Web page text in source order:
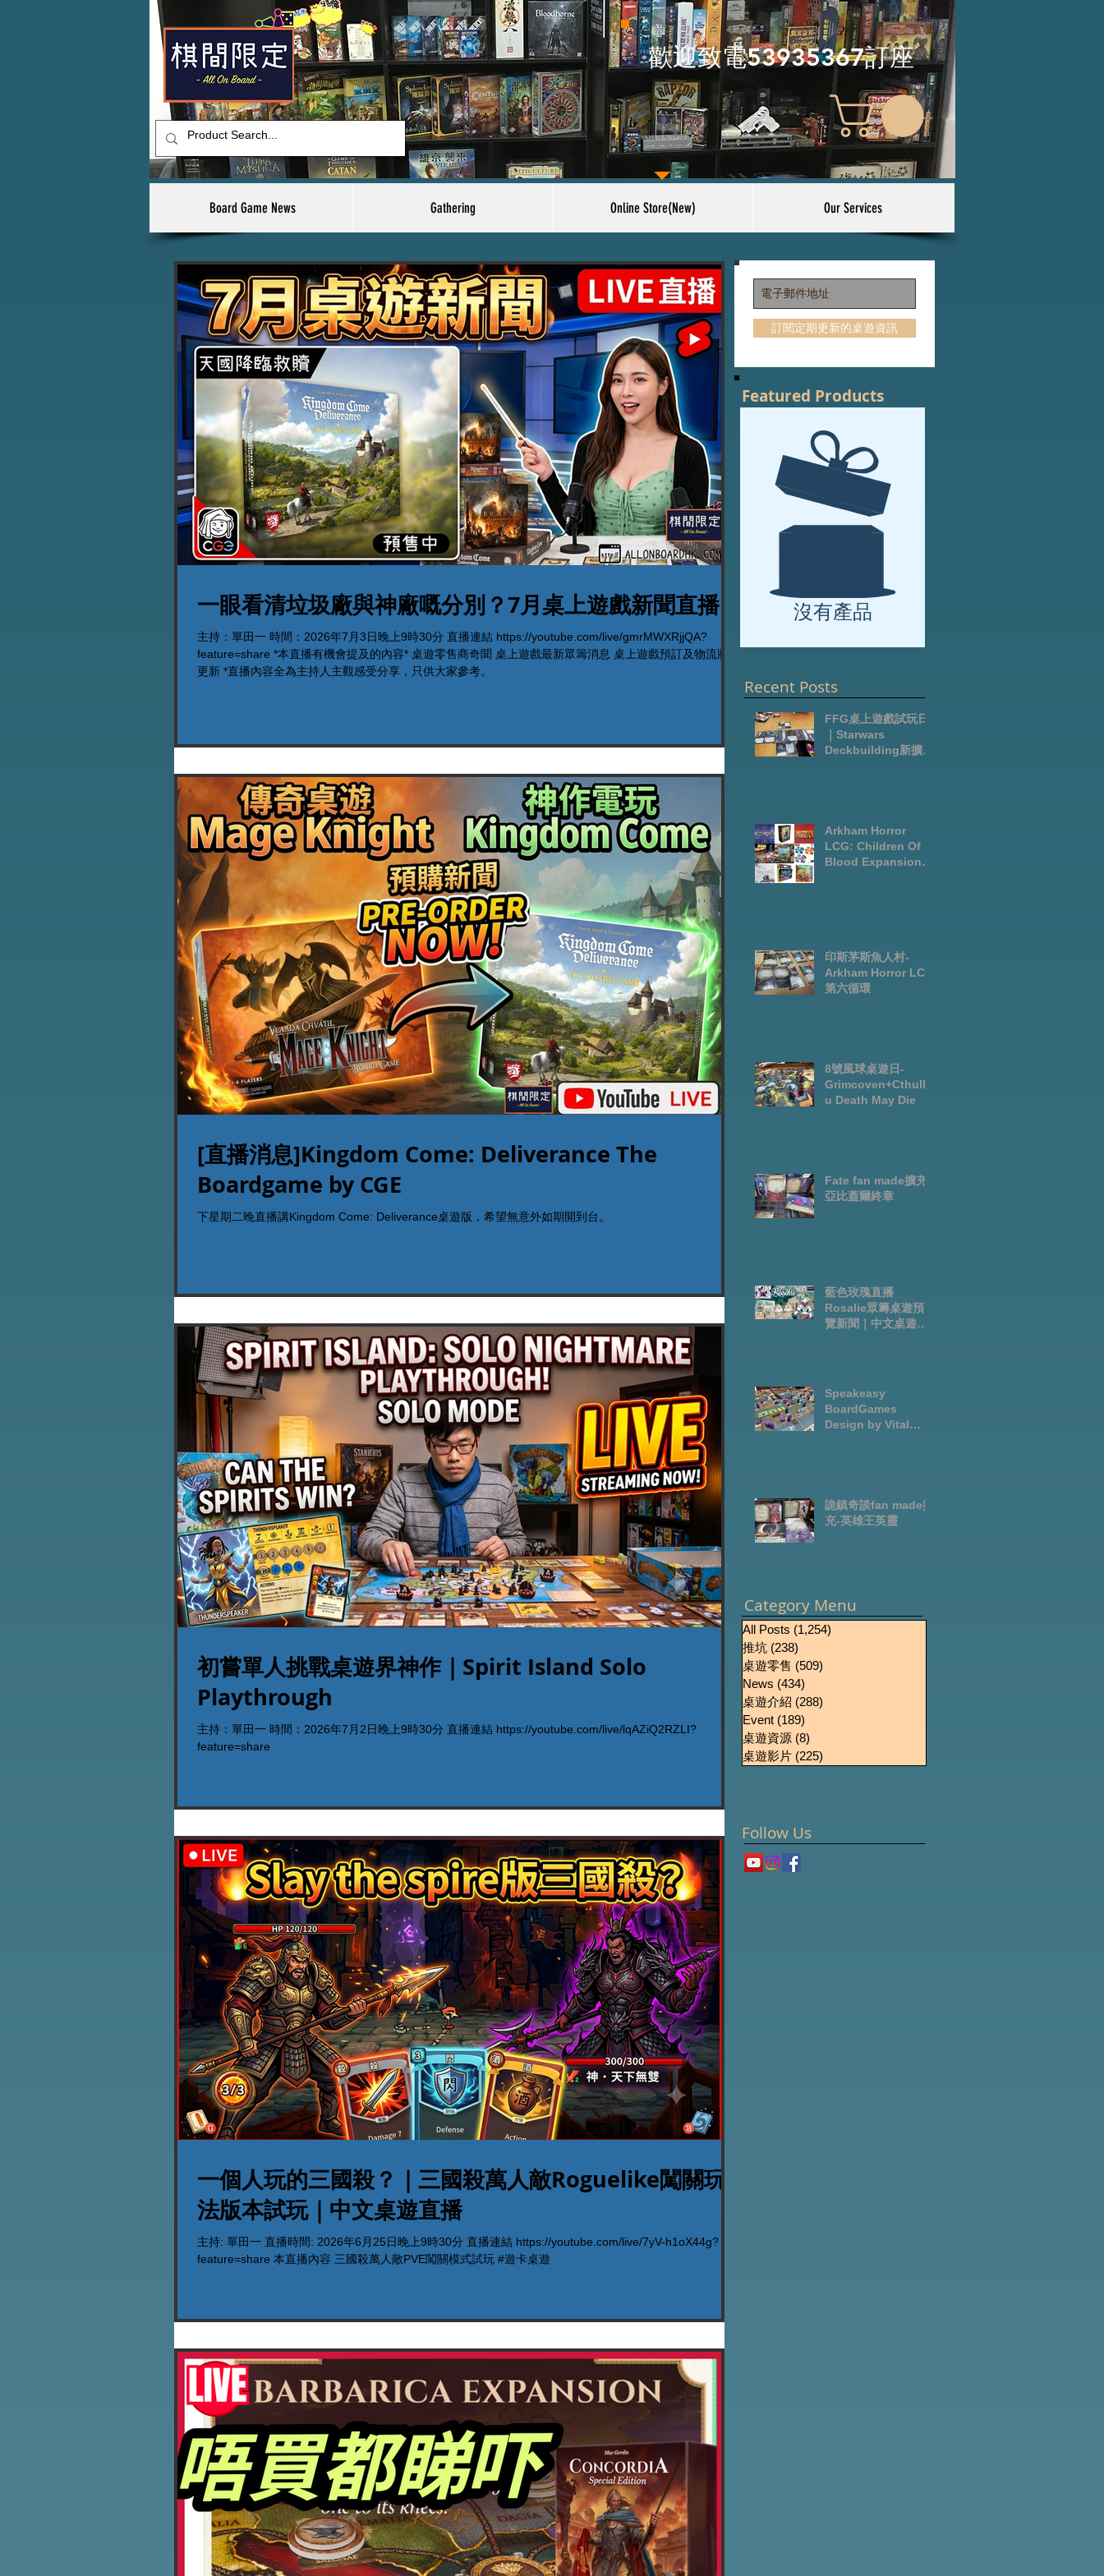
​歡迎致電53935367訂座
Board Game News Gathering Online Store(New) Our Services
一眼看清垃圾廠與神廠嘅分別？7月桌上遊戲新聞直播
主持：單田一 時間：2026年7月3日晚上9時30分 直播連結 https://youtube.com/live/gmrMWXRjjQA?
feature=share *本直播有機會提及的內容* 桌遊零售商奇聞 桌上遊戲最新眾籌消息 桌上遊戲預訂及物流狀況
更新 *直播內容全為主持人主觀感受分享，只供大家參考。
[直播消息]Kingdom Come: Deliverance The
Boardgame by CGE
下星期二晚直播講Kingdom Come: Deliverance桌遊版，希望無意外如期開到台。
初嘗單人挑戰桌遊界神作｜Spirit Island Solo
Playthrough
主持：單田一 時間：2026年7月2日晚上9時30分 直播連結 https://youtube.com/live/lqAZiQ2RZLI?
feature=share
一個人玩的三國殺？｜三國殺萬人敵Roguelike闖關玩
法版本試玩｜中文桌遊直播
主持: 單田一 直播時間: 2026年6月25日晚上9時30分 直播連結 https://youtube.com/live/7yV-h1oX44g?
feature=share 本直播內容 三國殺萬人敵PVE闖關模式試玩 #遊卡桌遊
訂閱定期更新的桌遊資訊
Featured Products
Recent Posts
FFG桌上遊戲試玩日
｜Starwars
Deckbuilding新擴充
Arkham Horror
LCG: Children Of
Blood Expansion
印斯茅斯魚人村-
Arkham Horror LCG
第六循環
8號風球桌遊日-
Grimcoven+Cthulh
u Death May Die
Fate fan made擴充-
亞比蓋爾終章
藍色玫瑰直播
Rosalie眾籌桌遊預
覽新聞｜中文桌遊節
Speakeasy
BoardGames
Design by Vital
詭鎮奇談fan made擴
充-英雄王英靈
Category Menu
All Posts (1,254)
推坑 (238)
桌遊零售 (509)
News (434)
桌遊介紹 (288)
Event (189)
桌遊資源 (8)
桌遊影片 (225)
Follow Us
沒有產品